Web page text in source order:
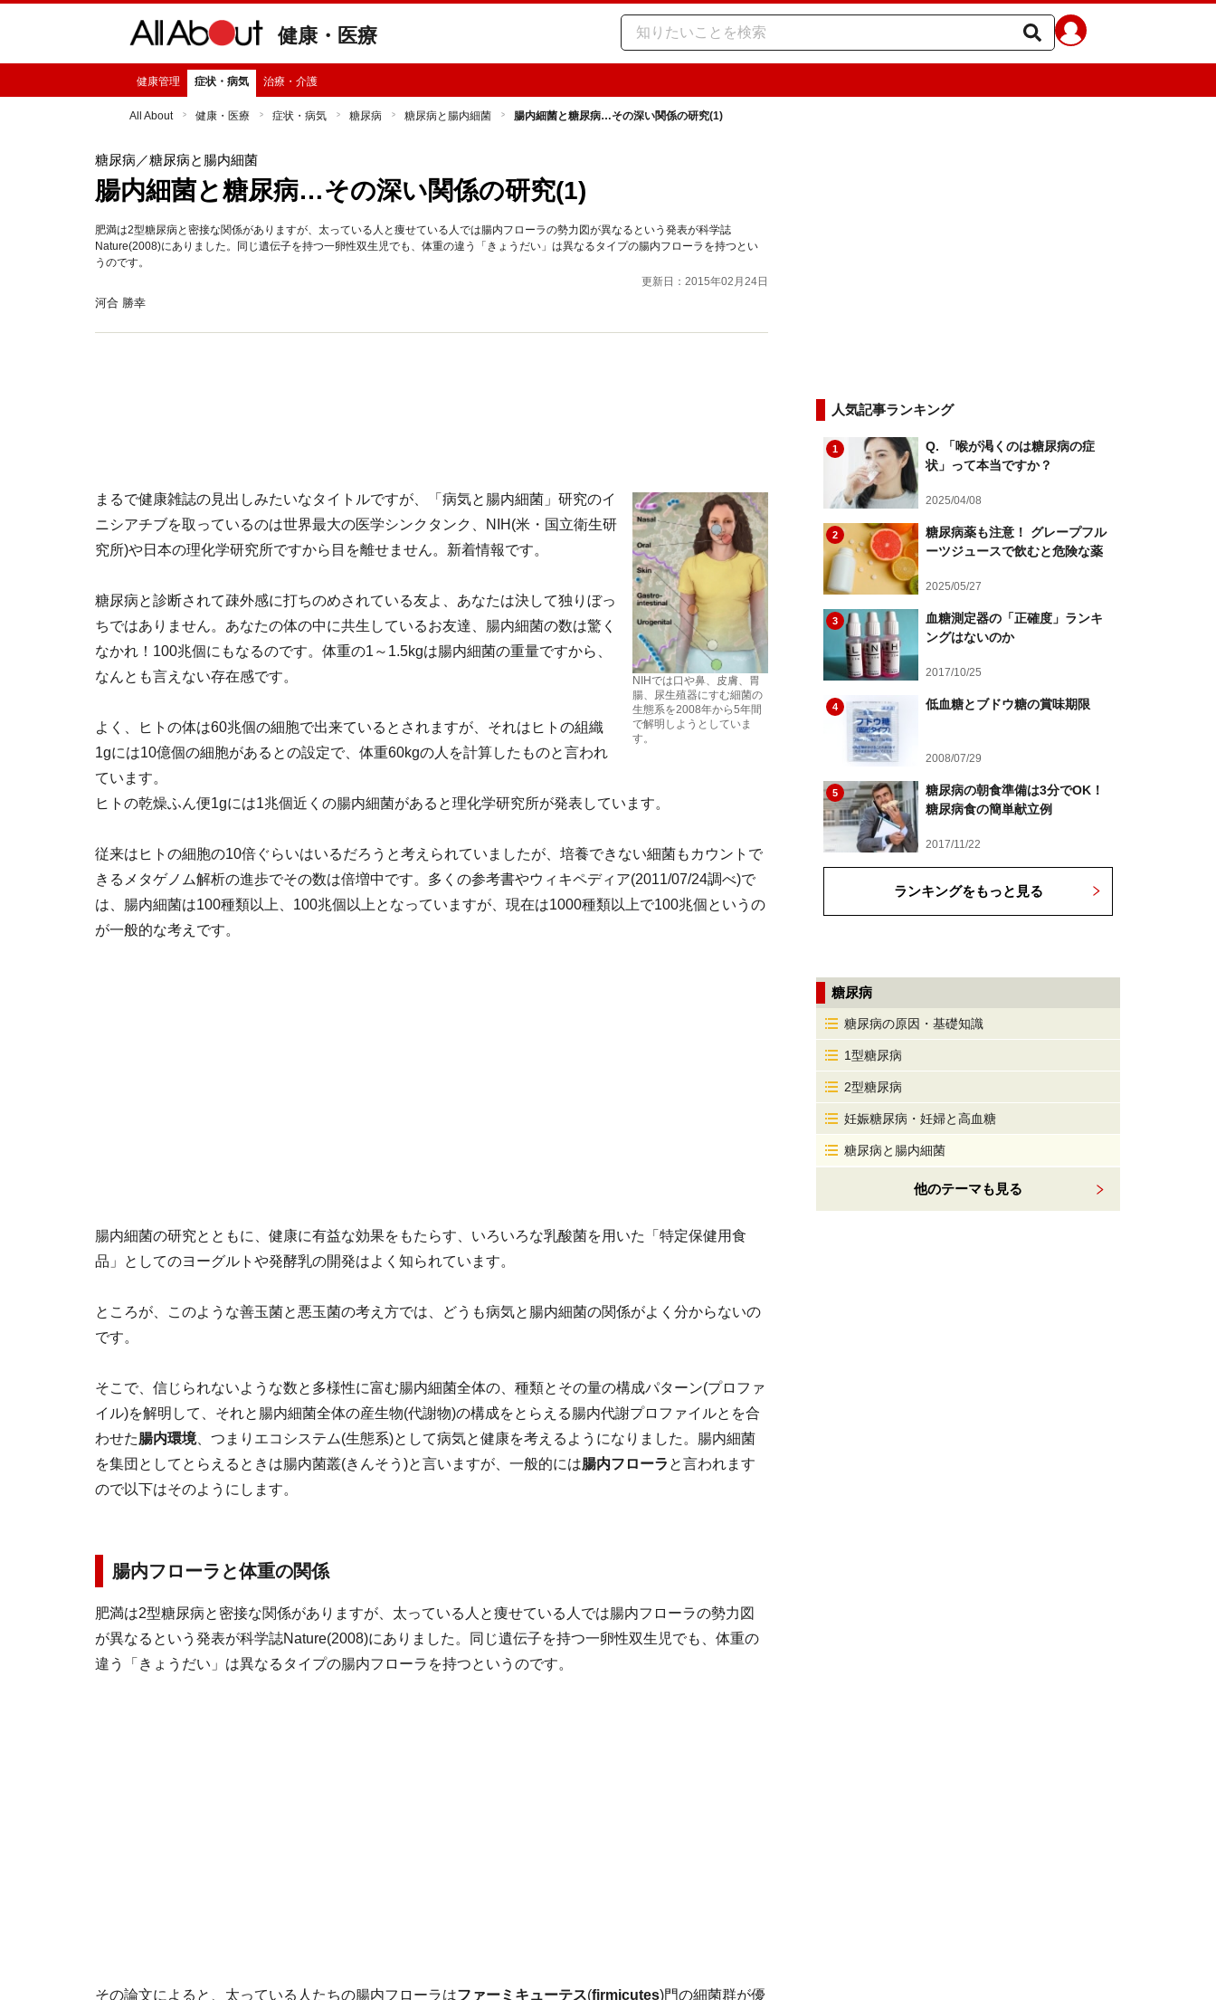
健康・医療
健康管理 症状・病気 治療・介護
All About 健康・医療 症状・病気 糖尿病 糖尿病と腸内細菌 腸内細菌と糖尿病…その深い関係の研究(1)
糖尿病 ／糖尿病と腸内細菌
腸内細菌と糖尿病…その深い関係の研究(1)
肥満は2型糖尿病と密接な関係がありますが、太っている人と痩せている人では腸内フローラの勢力図が異なるという発表が科学誌
Nature(2008)にありました。同じ遺伝子を持つ一卵性双生児でも、体重の違う「きょうだい」は異なるタイプの腸内フローラを持つとい
うのです。
更新日：2015年02月24日
河合 勝幸
NIHでは口や鼻、皮膚、胃
腸、尿生殖器にすむ細菌の
生態系を2008年から5年間
で解明しようとしていま
す。
まるで健康雑誌の見出しみたいなタイトルですが、「病気と腸内細菌」研究のイ
ニシアチブを取っているのは世界最大の医学シンクタンク、NIH(米・国立衛生研
究所)や日本の理化学研究所ですから目を離せません。新着情報です。
糖尿病と診断されて疎外感に打ちのめされている友よ、あなたは決して独りぼっ
ちではありません。あなたの体の中に共生しているお友達、腸内細菌の数は驚く
なかれ！100兆個にもなるのです。体重の1～1.5kgは腸内細菌の重量ですから、
なんとも言えない存在感です。
よく、ヒトの体は60兆個の細胞で出来ているとされますが、それはヒトの組織
1gには10億個の細胞があるとの設定で、体重60kgの人を計算したものと言われ
ています。
ヒトの乾燥ふん便1gには1兆個近くの腸内細菌があると理化学研究所が発表しています。
従来はヒトの細胞の10倍ぐらいはいるだろうと考えられていましたが、培養できない細菌もカウントで
きるメタゲノム解析の進歩でその数は倍増中です。多くの参考書やウィキペディア(2011/07/24調べ)で
は、腸内細菌は100種類以上、100兆個以上となっていますが、現在は1000種類以上で100兆個というの
が一般的な考えです。
腸内細菌の研究とともに、健康に有益な効果をもたらす、いろいろな乳酸菌を用いた「特定保健用食
品」としてのヨーグルトや発酵乳の開発はよく知られています。
ところが、このような善玉菌と悪玉菌の考え方では、どうも病気と腸内細菌の関係がよく分からないの
です。
そこで、信じられないような数と多様性に富む腸内細菌全体の、種類とその量の構成パターン(プロファ
イル)を解明して、それと腸内細菌全体の産生物(代謝物)の構成をとらえる腸内代謝プロファイルとを合
わせた腸内環境、つまりエコシステム(生態系)として病気と健康を考えるようになりました。腸内細菌
を集団としてとらえるときは腸内菌叢(きんそう)と言いますが、一般的には腸内フローラ と言われます
ので以下はそのようにします。
腸内フローラと体重の関係
肥満は2型糖尿病と密接な関係がありますが、太っている人と痩せている人では腸内フローラの勢力図
が異なるという発表が科学誌Nature(2008)にありました。同じ遺伝子を持つ一卵性双生児でも、体重の
違う「きょうだい」は異なるタイプの腸内フローラを持つというのです。
その論文によると、太っている人たちの腸内フローラはファーミキューテス(firmicutes)門の細菌群が優
人気記事ランキング
1
Q. 「喉が渇くのは糖尿病の症
状」って本当ですか？
2025/04/08
2
糖尿病薬も注意！ グレープフル
ーツジュースで飲むと危険な薬
2025/05/27
3
血糖測定器の「正確度」ランキ
ングはないのか
2017/10/25
4 低血糖とブドウ糖の賞味期限
2008/07/29
5
糖尿病の朝食準備は3分でOK！
糖尿病食の簡単献立例
2017/11/22
ランキングをもっと見る
糖尿病
糖尿病の原因・基礎知識
1型糖尿病
2型糖尿病
妊娠糖尿病・妊婦と高血糖
糖尿病と腸内細菌
他のテーマも見る